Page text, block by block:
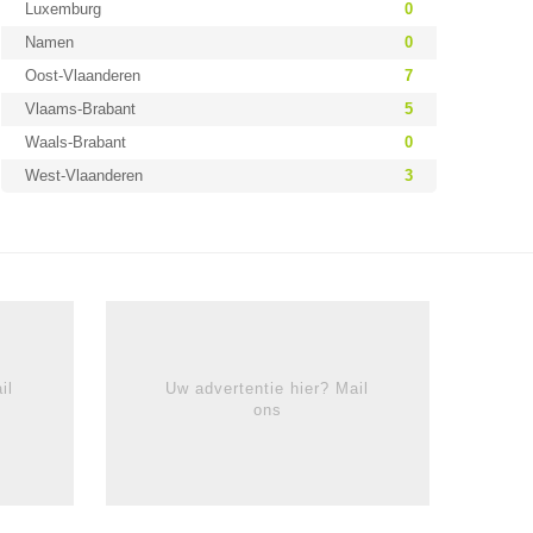
Luxemburg
0
Namen
0
Oost-Vlaanderen
7
Vlaams-Brabant
5
Waals-Brabant
0
West-Vlaanderen
3
Uw advertentie hier? Mail
ons